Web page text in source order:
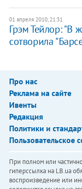
01 апреля 2010, 21:31
Грэм Тейлор: "В
сотворила
Про нас
Реклама на сайте
Ивенты
Редакция
Политики и
Пользовательское
При полном или
гиперссылка на LB.ua
воспроизведение или